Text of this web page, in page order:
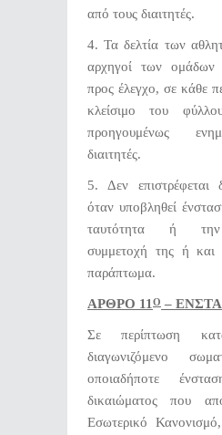
από τους διαιτητές.
4. Τα δελτία των
αρχηγοί των ομάδων
προς έλεγχο, σε κάθε
κλείσιμο του
προηγουμένως
διαιτητές.
5. Δεν επιστρέφεται
όταν υποβληθεί
ταυτότητα ή την
συμμετοχή της ή και
παράπτωμα.
ΑΡΘΡΟ 11 Ο –
Σε περίπτωση
διαγωνιζόμενο
οποιαδήποτε
δικαιώματος που
Εσωτερικό